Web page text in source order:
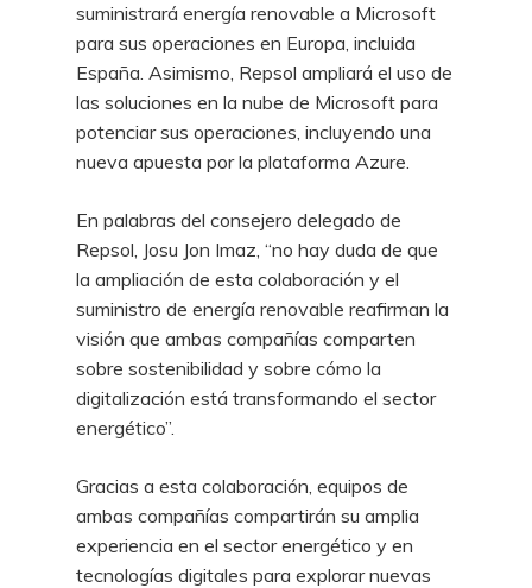
suministrará energía renovable a Microsoft
para sus operaciones en Europa, incluida
España. Asimismo, Repsol ampliará el uso de
las soluciones en la nube de Microsoft para
potenciar sus operaciones, incluyendo una
nueva apuesta por la plataforma Azure.
En palabras del consejero delegado de
Repsol, Josu Jon Imaz, “no hay duda de que
la ampliación de esta colaboración y el
suministro de energía renovable reafirman la
visión que ambas compañías comparten
sobre sostenibilidad y sobre cómo la
digitalización está transformando el sector
energético”.
Gracias a esta colaboración, equipos de
ambas compañías compartirán su amplia
experiencia en el sector energético y en
tecnologías digitales para explorar nuevas